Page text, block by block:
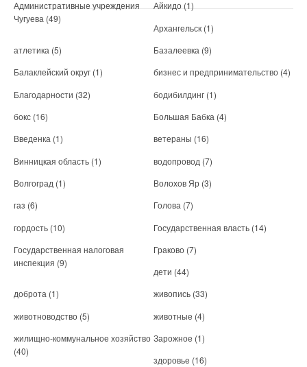
Административные учреждения
Чугуева (49)
Айкидо (1)
Архангельск (1)
атлетика (5) Базалеевка (9)
Балаклейский округ (1) бизнес и предпринимательство (4)
Благодарности (32) бодибилдинг (1)
бокс (16) Большая Бабка (4)
Введенка (1) ветераны (16)
Винницкая область (1) водопровод (7)
Волгоград (1) Волохов Яр (3)
газ (6) Голова (7)
гордость (10) Государственная власть (14)
Государственная налоговая
инспекция (9)
Граково (7)
дети (44)
доброта (1) живопись (33)
животноводство (5) животные (4)
жилищно-коммунальное хозяйство
(40)
Зарожное (1)
здоровье (16)